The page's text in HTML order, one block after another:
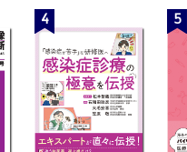
けている
に連れてこられたまま放置さ
4 5